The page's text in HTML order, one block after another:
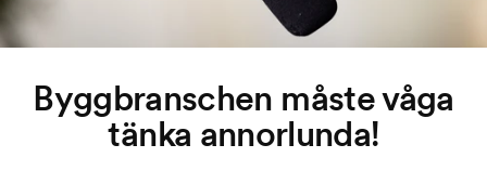
Byggbranschen måste våga
tänka annorlunda!